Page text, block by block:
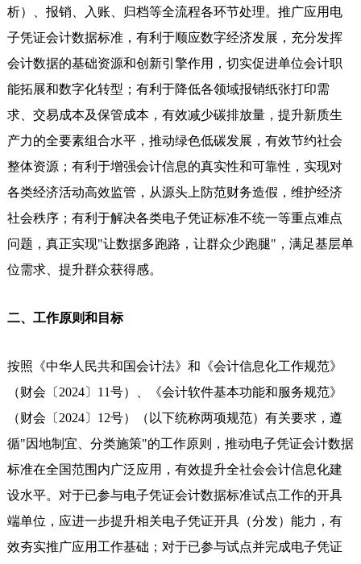
析）、报销、入账、归档等全流程各环节处理。推广应用电
子凭证会计数据标准，有利于顺应数字经济发展，充分发挥
会计数据的基础资源和创新引擎作用，切实促进单位会计职
能拓展和数字化转型；有利于降低各领域报销纸张打印需
求、交易成本及保管成本，有效减少碳排放量，提升新质生
产力的全要素组合水平，推动绿色低碳发展，有效节约社会
整体资源；有利于增强会计信息的真实性和可靠性，实现对
各类经济活动高效监管，从源头上防范财务造假，维护经济
社会秩序；有利于解决各类电子凭证标准不统一等重点难点
问题，真正实现"让数据多跑路，让群众少跑腿"，满足基层单
位需求、提升群众获得感。
二、工作原则和目标
按照《中华人民共和国会计法》和《会计信息化工作规范》
（财会〔2024〕11号）、《会计软件基本功能和服务规范》
（财会〔2024〕12号）（以下统称两项规范）有关要求，遵
循"因地制宜、分类施策"的工作原则，推动电子凭证会计数据
标准在全国范围内广泛应用，有效提升全社会会计信息化建
设水平。对于已参与电子凭证会计数据标准试点工作的开具
端单位，应进一步提升相关电子凭证开具（分发）能力，有
效夯实推广应用工作基础；对于已参与试点并完成电子凭证